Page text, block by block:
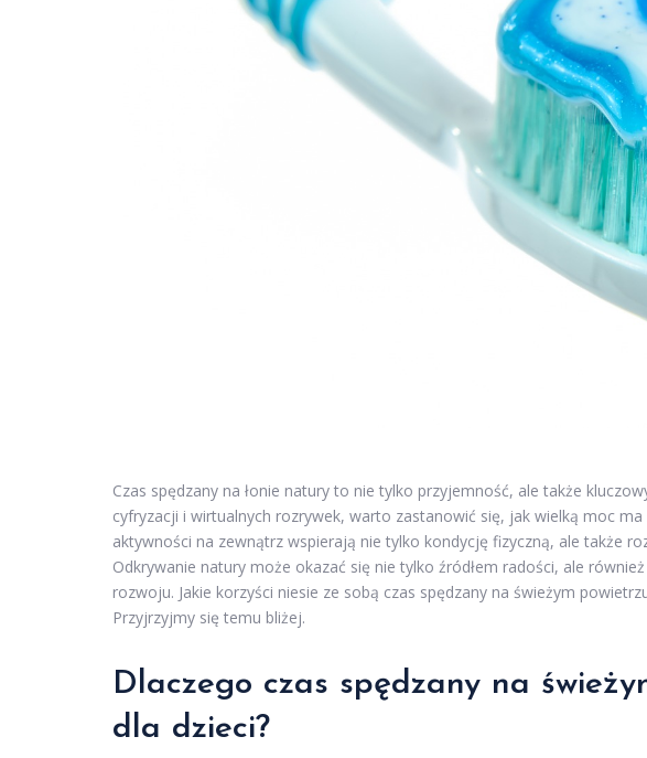
Czas spędzany na łonie natury to nie tylko przyjemność, ale także
cyfryzacji i wirtualnych rozrywek, warto zastanowić się, jak wielką moc
aktywności na zewnątrz wspierają nie tylko kondycję fizyczną, ale także
Odkrywanie natury może okazać się nie tylko źródłem radości, ale
rozwoju. Jakie korzyści niesie ze sobą czas spędzany na świeżym
Przyjrzyjmy się temu bliżej.
Dlaczego czas spędzany na
dla dzieci?